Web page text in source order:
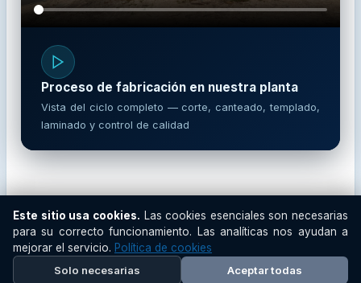
Proceso de fabricación en nuestra planta
Vista del ciclo completo — corte, canteado, templado,
laminado y control de calidad
GRUPO glasscor | Fábrica de vidrio avanzada
Aviso legal
Privacidad y cookies
Código Ético
Búsquedas
Cálculo de ruta LinkedIn CEO
Este sitio usa cookies. Las cookies esenciales son necesarias
para su correcto funcionamiento. Las analíticas nos ayudan a
mejorar el servicio. Política de cookies
Solo necesarias
Aceptar todas